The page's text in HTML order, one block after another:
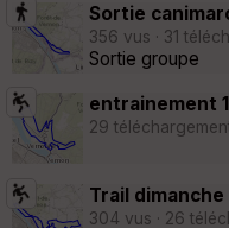
Sortie
356 vus · 31
Sortie groupe
entrainement
29
Trail dimanche
304 vus · 26